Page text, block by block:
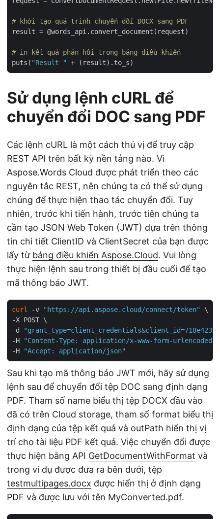
# khởi tạo quá trình chuyển đổi DOCX sang PDF
result = @words_api.convert_document(request)
# in kết quả phản hồi trong bảng điều khiển
puts( "Result "
Sử dụng lệnh cURL để
chuyển đổi DOC sang PDF
Các lệnh cURL là một cách thú vị để truy cập
REST API trên bất kỳ nền tảng nào. Vì
Aspose.Words Cloud được phát triển theo các
nguyên tắc REST, nên chúng ta có thể sử dụng
chúng để thực hiện thao tác chuyển đổi. Tuy
nhiên, trước khi tiến hành, trước tiên chúng ta
cần tạo JSON Web Token (JWT) dựa trên thông
tin chi tiết ClientID và ClientSecret của bạn được
lấy từ bảng điều khiển Aspose.Cloud. Vui lòng
thực hiện lệnh sau trong thiết bị đầu cuối để tạo
mã thông báo JWT.
curl -v "https://api.aspose.cloud/connect/token"
\
-X POST \
-d
"grant_type=client_credentials&client_id=718e4235-
-H
"Content-Type: application/x-www-form-urlencoded"
-H
"Accept: application/json"
Sau khi tạo mã thông báo JWT mới, hãy sử dụng
lệnh sau để chuyển đổi tệp DOC sang định dạng
PDF. Tham số name biểu thị tệp DOCX đầu vào
đã có trên Cloud storage, tham số format biểu thị
định dạng của tệp kết quả và outPath hiển thị vị
trí cho tài liệu PDF kết quả. Việc chuyển đổi được
thực hiện bằng API GetDocumentWithFormat và
trong ví dụ được đưa ra bên dưới, tệp
testmultipages.docx được hiển thị ở định dạng
PDF và được lưu với tên MyConverted.pdf.